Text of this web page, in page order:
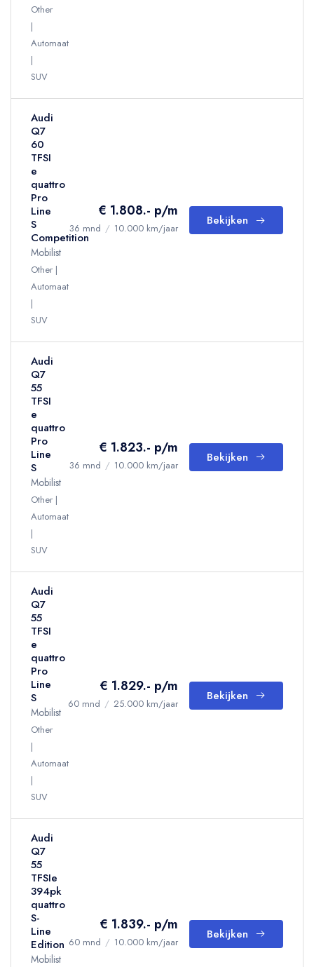
Other
Automaat
SUV
Audi
Q7
60
TFSI
e
quattro
Pro
Line
S
Competition
Mobilist
Other
Automaat
SUV
€ 1.808.- p/m
36 mnd / 10.000 km/jaar
Bekijken
Audi
Q7
55
TFSI
e
quattro
Pro
Line
S
Mobilist
Other
Automaat
SUV
€ 1.823.- p/m
36 mnd / 10.000 km/jaar
Bekijken
Audi
Q7
55
TFSI
e
quattro
Pro
Line
S
Mobilist
Other
Automaat
SUV
€ 1.829.- p/m
60 mnd / 25.000 km/jaar
Bekijken
Audi
Q7
55
TFSIe
394pk
quattro
S-
Line
Edition
Mobilist
€ 1.839.- p/m
60 mnd / 10.000 km/jaar
Bekijken